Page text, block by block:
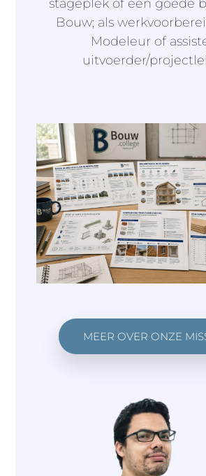
stageplek of een goede
Bouw; als
Modeleur of
uitvoerder/
MEER OVER ONZE